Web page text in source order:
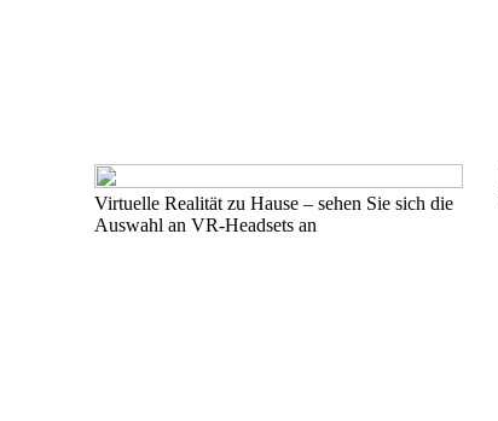
Virtuelle Realität zu Hause – sehen Sie sich die
Auswahl an VR-Headsets an